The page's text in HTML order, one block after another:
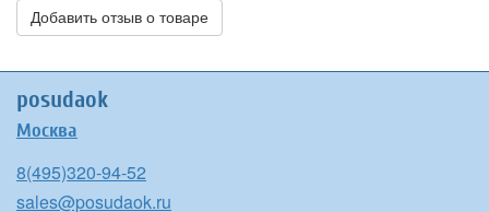
Добавить отзыв о товаре
posudaok
Москва
8(495)320-94-52
sales@posudaok.ru